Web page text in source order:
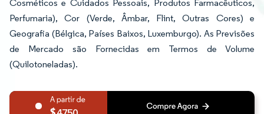
Cosméticos e Cuidados Pessoais, Produtos Farmacêuticos,
Perfumaria), Cor (Verde, Âmbar, Flint, Outras Cores) e
Geografia (Bélgica, Países Baixos, Luxemburgo). As Previsões
de Mercado são Fornecidas em Termos de Volume
(Quilotoneladas).